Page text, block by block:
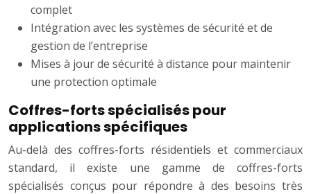
complet
Intégration avec les systèmes de sécurité et de
gestion de l’entreprise
Mises à jour de sécurité à distance pour maintenir
une protection optimale
Coffres-forts spécialisés pour
applications spécifiques
Au-delà des coffres-forts résidentiels et commerciaux
standard, il existe une gamme de coffres-forts
spécialisés conçus pour répondre à des besoins très